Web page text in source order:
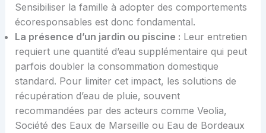
Sensibiliser la famille à adopter des comportements
écoresponsables est donc fondamental.
La présence d’un jardin ou piscine : Leur entretien
requiert une quantité d’eau supplémentaire qui peut
parfois doubler la consommation domestique
standard. Pour limiter cet impact, les solutions de
récupération d’eau de pluie, souvent
recommandées par des acteurs comme Veolia,
Société des Eaux de Marseille ou Eau de Bordeaux